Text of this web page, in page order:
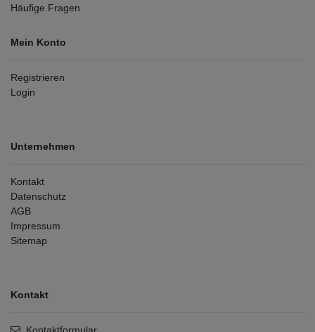
Häufige Fragen
Mein Konto
Registrieren
Login
Unternehmen
Kontakt
Datenschutz
AGB
Impressum
Sitemap
Kontakt